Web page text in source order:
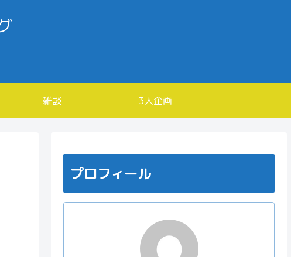
雑談 3人企画
プロフィール